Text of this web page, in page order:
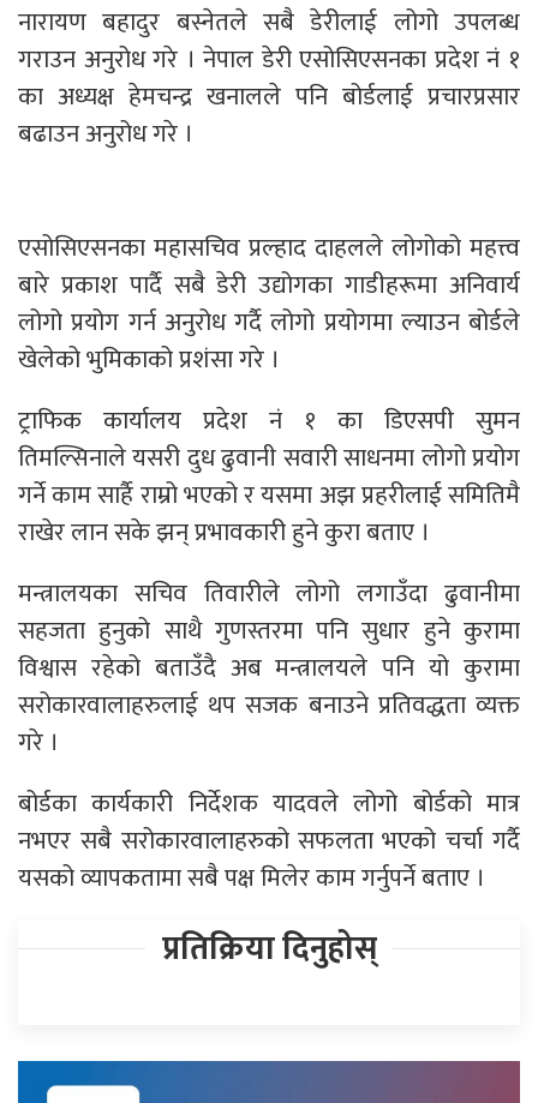
नारायण बहादुर बस्नेतले सबै डेरीलाई लोगो उपलब्ध
गराउन अनुरोध गरे । नेपाल डेरी एसोसिएसनका प्रदेश नं १
का अध्यक्ष हेमचन्द्र खनालले पनि बोर्डलाई प्रचारप्रसार
बढाउन अनुरोध गरे ।
एसोसिएसनका महासचिव प्रल्हाद दाहलले लोगोको महत्त्व
बारे प्रकाश पार्दै सबै डेरी उद्योगका गाडीहरूमा अनिवार्य
लोगो प्रयोग गर्न अनुरोध गर्दै लोगो प्रयोगमा ल्याउन बोर्डले
खेलेको भुमिकाको प्रशंसा गरे ।
ट्राफिक कार्यालय प्रदेश नं १ का डिएसपी सुमन
तिमल्सिनाले यसरी दुध ढुवानी सवारी साधनमा लोगो प्रयोग
गर्ने काम सार्है राम्रो भएको र यसमा अझ प्रहरीलाई समितिमै
राखेर लान सके झन् प्रभावकारी हुने कुरा बताए ।
मन्त्रालयका सचिव तिवारीले लोगो लगाउँदा ढुवानीमा
सहजता हुनुको साथै गुणस्तरमा पनि सुधार हुने कुरामा
विश्वास रहेको बताउँदै अब मन्त्रालयले पनि यो कुरामा
सरोकारवालाहरुलाई थप सजक बनाउने प्रतिवद्धता व्यक्त
गरे ।
बोर्डका कार्यकारी निर्देशक यादवले लोगो बोर्डको मात्र
नभएर सबै सरोकारवालाहरुको सफलता भएको चर्चा गर्दै
यसको व्यापकतामा सबै पक्ष मिलेर काम गर्नुपर्ने बताए ।
प्रतिक्रिया दिनुहोस्